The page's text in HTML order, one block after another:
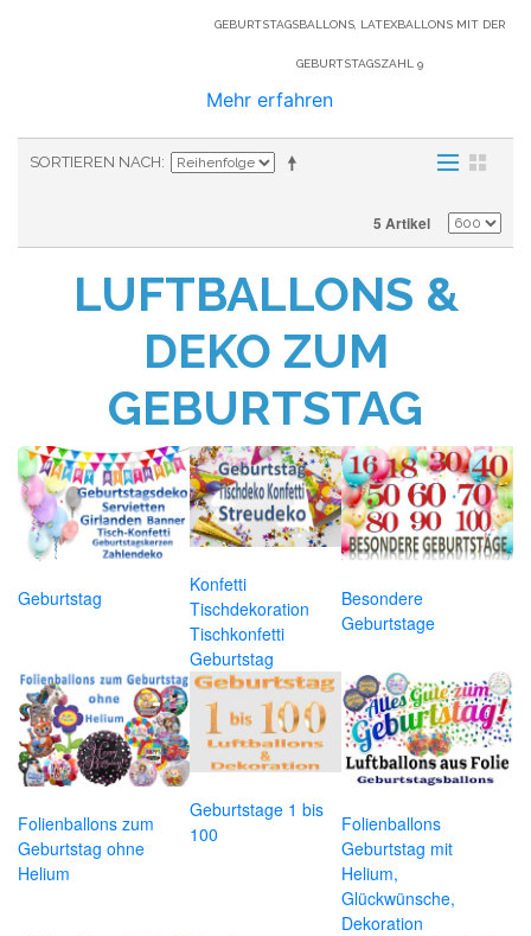
GEBURTSTAGSBALLONS, LATEXBALLONS MIT DER
GEBURTSTAGSZAHL 9
Mehr erfahren
SORTIEREN NACH
5 Artikel
LUFTBALLONS &
DEKO ZUM
GEBURTSTAG
Geburtstag
Konfetti
Tischdekoration
Tischkonfetti
Geburtstag
Besondere
Geburtstage
Folienballons zum
Geburtstag ohne
Helium
Geburtstage 1 bis
100
Folienballons
Geburtstag mit
Helium,
Glückwünsche,
Dekoration